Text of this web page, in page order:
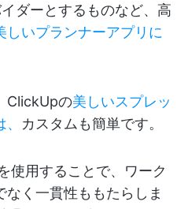
ダーとするものなど、高
しいプランナーアプリに
ClickUpの美しいスプレッ
カスタムも簡単です。
使用することで、ワーク
く一貫性ももたらしま